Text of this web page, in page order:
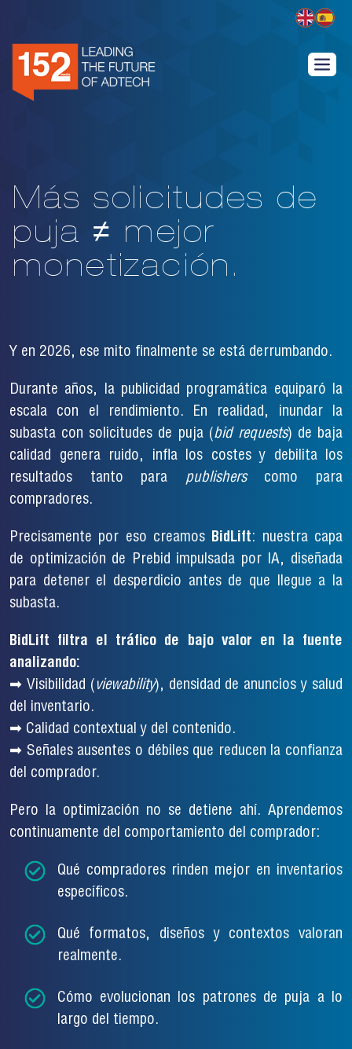
Más solicitudes de
puja ≠ mejor
monetización.
Y en 2026, ese mito finalmente se está derrumbando.
Durante años, la publicidad programática equiparó la
escala con el rendimiento. En realidad, inundar la
subasta con solicitudes de puja (bid requests) de baja
calidad genera ruido, infla los costes y debilita los
resultados tanto para publisherscomo para
compradores.
Precisamente por eso creamos BidLift: nuestra capa
de optimización de Prebid impulsada por IA, diseñada
para detener el desperdicio antes de que llegue a la
subasta.
BidLift filtra el tráfico de bajo valor en la fuente
analizando:
➡ Visibilidad ( viewability), densidad de anuncios y salud
del inventario.
➡ Calidad contextual y del contenido.
➡ Señales ausentes o débiles que reducen la confianza
del comprador.
Pero la optimización no se detiene ahí. Aprendemos
continuamente del comportamiento del comprador:
Qué compradores rinden mejor en inventarios
específicos.
Qué formatos, diseños y contextos valoran
realmente.
Cómo evolucionan los patrones de puja a lo
largo del tiempo.